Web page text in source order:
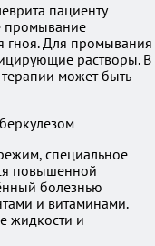
пациенту
промывание
гноя. Для промывания
растворы. В
может быть
специальное
повышенной
болезнью
и витаминами.
жидкости и